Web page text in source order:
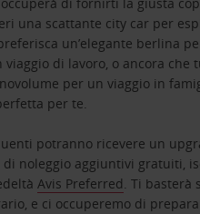
una scattante city car per
un’elegante berlina
di lavoro, o ancora che
per un viaggio in
per te.
potranno ricevere un
noleggio aggiuntivi gratuiti,
Avis Preferred. Ti basterà
e ci occuperemo di